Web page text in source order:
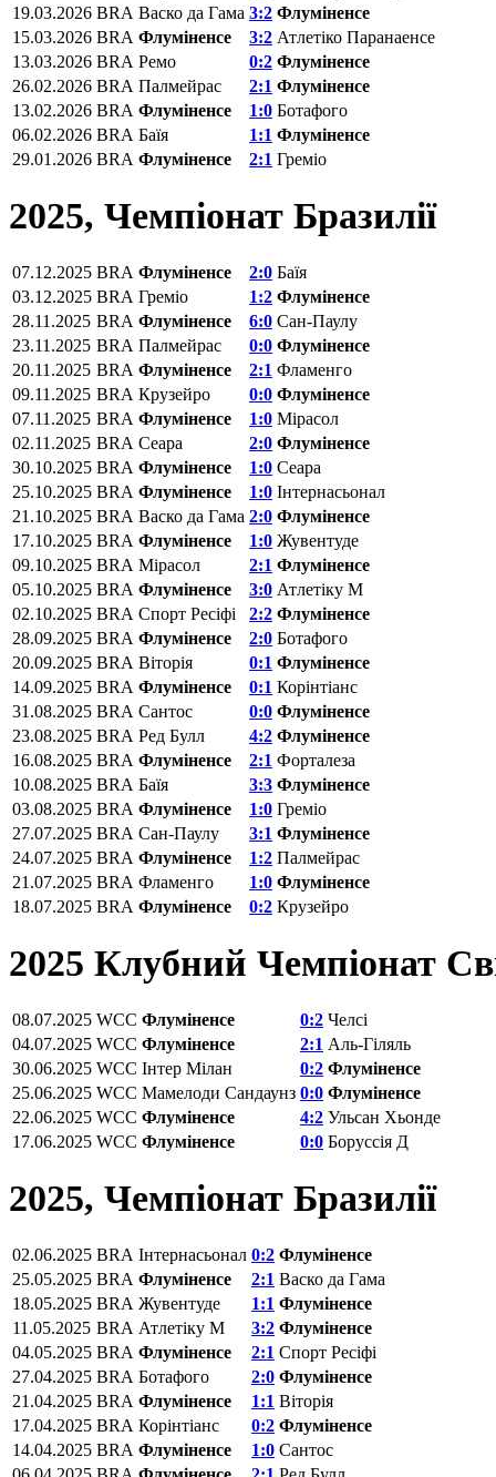
19.03.2026 BRA Васко да Гама 3:2 Флуміненсе
15.03.2026 BRA Флуміненсе 3:2 Атлетіко Паранаенсе
13.03.2026 BRA Ремо 0:2 Флуміненсе
26.02.2026 BRA Палмейрас 2:1 Флуміненсе
13.02.2026 BRA Флуміненсе 1:0 Ботафого
06.02.2026 BRA Баїя 1:1 Флуміненсе
29.01.2026 BRA Флуміненсе 2:1 Греміо
2025, Чемпіонат Бразилії
07.12.2025 BRA Флуміненсе 2:0 Баїя
03.12.2025 BRA Греміо 1:2 Флуміненсе
28.11.2025 BRA Флуміненсе 6:0 Сан-Паулу
23.11.2025 BRA Палмейрас 0:0 Флуміненсе
20.11.2025 BRA Флуміненсе 2:1 Фламенго
09.11.2025 BRA Крузейро 0:0 Флуміненсе
07.11.2025 BRA Флуміненсе 1:0 Мірасол
02.11.2025 BRA Сеара 2:0 Флуміненсе
30.10.2025 BRA Флуміненсе 1:0 Сеара
25.10.2025 BRA Флуміненсе 1:0 Інтернасьонал
21.10.2025 BRA Васко да Гама 2:0 Флуміненсе
17.10.2025 BRA Флуміненсе 1:0 Жувентуде
09.10.2025 BRA Мірасол 2:1 Флуміненсе
05.10.2025 BRA Флуміненсе 3:0 Атлетіку М
02.10.2025 BRA Спорт Ресіфі 2:2 Флуміненсе
28.09.2025 BRA Флуміненсе 2:0 Ботафого
20.09.2025 BRA Віторія 0:1 Флуміненсе
14.09.2025 BRA Флуміненсе 0:1 Корінтіанс
31.08.2025 BRA Сантос 0:0 Флуміненсе
23.08.2025 BRA Ред Булл 4:2 Флуміненсе
16.08.2025 BRA Флуміненсе 2:1 Форталеза
10.08.2025 BRA Баїя 3:3 Флуміненсе
03.08.2025 BRA Флуміненсе 1:0 Греміо
27.07.2025 BRA Сан-Паулу 3:1 Флуміненсе
24.07.2025 BRA Флуміненсе 1:2 Палмейрас
21.07.2025 BRA Фламенго 1:0 Флуміненсе
18.07.2025 BRA Флуміненсе 0:2 Крузейро
2025 Клубний Чемпіонат
08.07.2025 WCC Флуміненсе 0:2 Челсі
04.07.2025 WCC Флуміненсе 2:1 Аль-Гіляль
30.06.2025 WCC Інтер Мілан 0:2 Флуміненсе
25.06.2025 WCC Мамелоди Сандаунз 0:0 Флуміненсе
22.06.2025 WCC Флуміненсе 4:2 Ульсан Хьонде
17.06.2025 WCC Флуміненсе 0:0 Боруссія Д
2025, Чемпіонат Бразилії
02.06.2025 BRA Інтернасьонал 0:2 Флуміненсе
25.05.2025 BRA Флуміненсе 2:1 Васко да Гама
18.05.2025 BRA Жувентуде 1:1 Флуміненсе
11.05.2025 BRA Атлетіку М 3:2 Флуміненсе
04.05.2025 BRA Флуміненсе 2:1 Спорт Ресіфі
27.04.2025 BRA Ботафого 2:0 Флуміненсе
21.04.2025 BRA Флуміненсе 1:1 Віторія
17.04.2025 BRA Корінтіанс 0:2 Флуміненсе
14.04.2025 BRA Флуміненсе 1:0 Сантос